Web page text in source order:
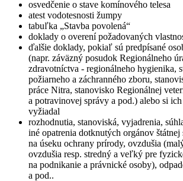
osvedčenie o stave komínového telesa
atest vodotesnosti žumpy
tabuľka „Stavba povolená“
doklady o overení požadovaných
ďalšie doklady, pokiaľ sú predpísané
(napr. záväzný posudok Regionálneho
zdravotníctva - regionálneho hygienika,
požiarneho a záchranného zboru,
práce Nitra, stanovisko Regionálnej
a potravinovej správy a pod.) alebo si
vyžiadal
rozhodnutia, stanoviská, vyjadrenia,
iné opatrenia dotknutých orgánov štátnej
na úseku ochrany prírody, ovzdušia
ovzdušia resp. stredný a veľký pre
na podnikanie a právnické osoby),
a pod..